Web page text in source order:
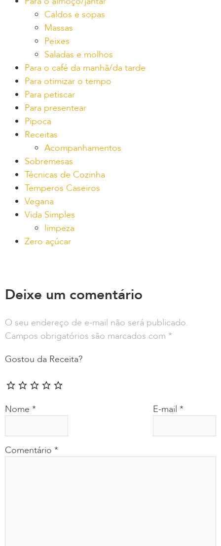
Caldos e sopas
Massas
Peixes
Saladas e molhos
Para o café da manhã/da tarde
Para otimizar o tempo
Para petiscar
Para presentear
Pipoca
Receitas
Acompanhamentos
Sobremesas
Técnicas de Cozinha
Temperos Caseiros
Vegana
Vida Simples
limpeza
Zero açúcar
Deixe um comentário
O seu endereço de e-mail não será publicado.
Campos obrigatórios são marcados com *
Gostou da Receita?
Comentário *
Nome * E-mail *